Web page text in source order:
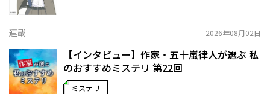
連載 2026年08月02日
【インタビュー】作家・五十嵐律人が選ぶ 私
のおすすめミステリ 第22回
ミステリ